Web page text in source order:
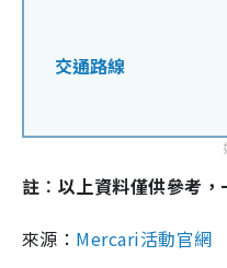
交通路線
註︰以上資料僅供參考
來源： Mercari活動官網